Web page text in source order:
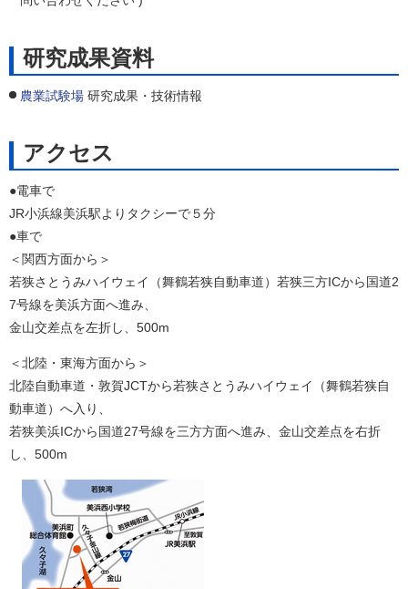
研究成果資料
農業試験場 研究成果・技術情報
アクセス
●電車で
JR小浜線美浜駅よりタクシーで５分
●車で
＜関西方面から＞
若狭さとうみハイウェイ（舞鶴若狭自動車道）若狭三方ICから国道2
7号線を美浜方面へ進み、
金山交差点を左折し、500m
＜北陸・東海方面から＞
北陸自動車道・敦賀JCTから若狭さとうみハイウェイ（舞鶴若狭自
動車道）へ入り、
若狭美浜ICから国道27号線を三方方面へ進み、金山交差点を右折
し、500m